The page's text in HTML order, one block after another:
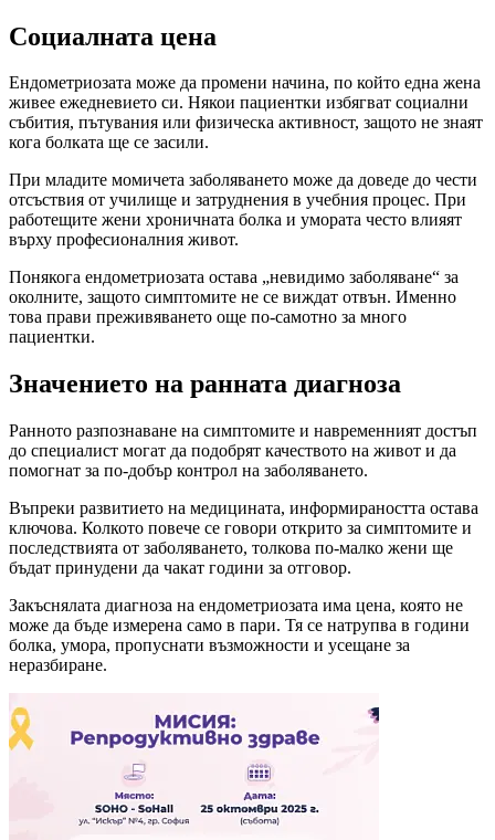
Социалната цена
Ендометриозата може да промени начина, по който една жена
живее ежедневието си. Някои пациентки избягват социални
събития, пътувания или физическа активност, защото не знаят
кога болката ще се засили.
При младите момичета заболяването може да доведе до чести
отсъствия от училище и затруднения в учебния процес. При
работещите жени хроничната болка и умората често влияят
върху професионалния живот.
Понякога ендометриозата остава „невидимо заболяване“ за
околните, защото симптомите не се виждат отвън. Именно
това прави преживяването още по-самотно за много
пациентки.
Значението на ранната диагноза
Ранното разпознаване на симптомите и навременният достъп
до специалист могат да подобрят качеството на живот и да
помогнат за по-добър контрол на заболяването.
Въпреки развитието на медицината, информираността остава
ключова. Колкото повече се говори открито за симптомите и
последствията от заболяването, толкова по-малко жени ще
бъдат принудени да чакат години за отговор.
Закъснялата диагноза на ендометриозата има цена, която не
може да бъде измерена само в пари. Тя се натрупва в години
болка, умора, пропуснати възможности и усещане за
неразбиране.